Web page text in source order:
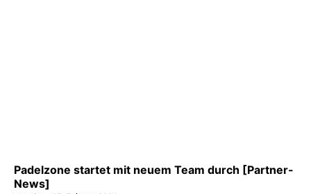
Padelzone startet mit neuem Team durch [Partner-
News]